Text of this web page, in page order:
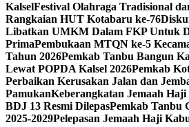
KalselFestival Olahraga Tradisional
Rangkaian HUT Kotabaru ke-76
Libatkan UMKM Dalam FKP Untuk
PrimaPembukaan MTQN ke-5
Tahun 2026Pemkab Tanbu Bangun
Lewat POPDA Kalsel 2026Pemkab
Perbaikan Kerusakan Jalan dan
PamukanKeberangkatan Jemaah
BDJ 13 Resmi DilepasPemkab Tanbu
2025-2029Pelepasan Jemaah Haji